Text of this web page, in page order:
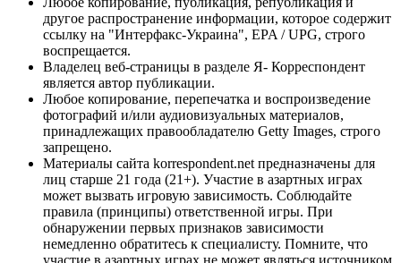
другое распространение информации, которое содержит
ссылку на "Интерфакс-Украина", EPA / UPG, строго
воспрещается.
Владелец веб-страницы в разделе Я- Корреспондент
является автор публикации.
Любое копирование, перепечатка и воспроизведение
фотографий и/или аудиовизуальных материалов,
принадлежащих правообладателю Getty Images, строго
запрещено.
Материалы сайта korrespondent.net предназначены для
лиц старше 21 года (21+). Участие в азартных играх
может вызвать игровую зависимость. Соблюдайте
правила (принципы) ответственной игры. При
обнаружении первых признаков зависимости
немедленно обратитесь к специалисту. Помните, что
участие в азартных играх не может являться источником